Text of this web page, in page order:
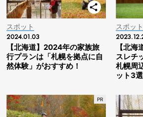
スポット
2024.01.03
【北海道】2024年の家族旅
行プランは「札幌を拠点に自
然体験」がおすすめ！
スポット
【北
スレチ
札幌周
ット3選